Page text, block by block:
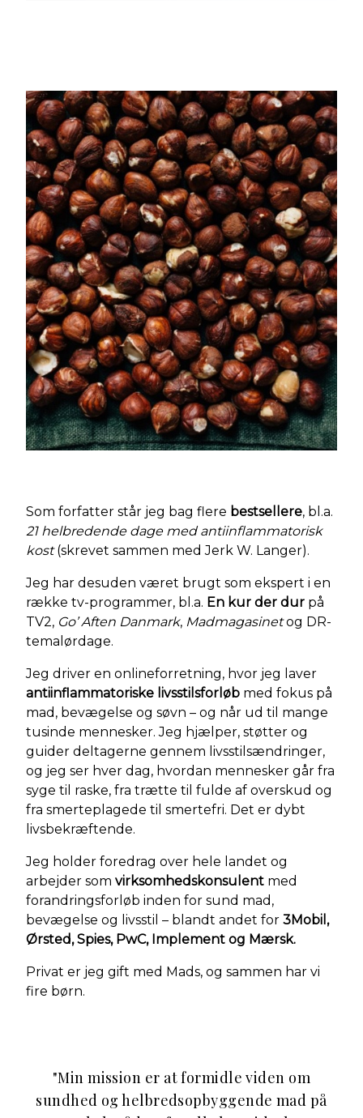
Som forfatter står jeg bag flere bestsellere, bl.a.
21 helbredende dage med antiinflammatorisk
kost(skrevet sammen med Jerk W. Langer).
Jeg har desuden været brugt som ekspert i en
række tv-programmer, bl.a. En kur der dur på
TV2, Go’ Aften Danmark, Madmagasinetog DR-
temalørdage.
Jeg driver en onlineforretning, hvor jeg laver
antiinflammatoriske livsstilsforløb med fokus på
mad, bevægelse og søvn – og når ud til mange
tusinde mennesker. Jeg hjælper, støtter og
guider deltagerne gennem livsstilsændringer,
og jeg ser hver dag, hvordan mennesker går fra
syge til raske, fra trætte til fulde af overskud og
fra smerteplagede til smertefri. Det er dybt
livsbekræftende.
Jeg holder foredrag over hele landet og
arbejder som virksomhedskonsulent med
forandringsforløb inden for sund mad,
bevægelse og livsstil – blandt andet for 3Mobil,
Ørsted, Spies, PwC, Implement og Mærsk.
Privat er jeg gift med Mads, og sammen har vi
fire børn.
"Min mission er at formidle viden om
sundhed og helbredsopbyggende mad på